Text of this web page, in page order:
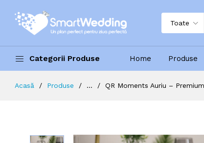
Toate
Categorii Produse Home Produse
Acasă Produse ... QR Moments Auriu –